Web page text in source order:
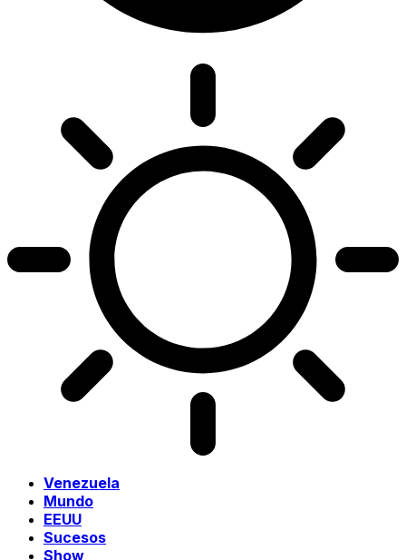
Venezuela
Mundo
EEUU
Sucesos
Show